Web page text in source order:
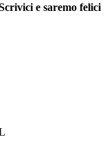
e saremo felici